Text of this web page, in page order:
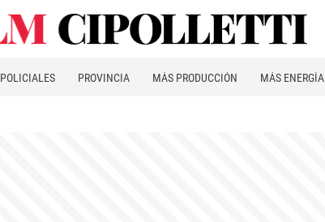
POLICIALES PROVINCIA MÁS PRODUCCIÓN MÁS ENERGÍA